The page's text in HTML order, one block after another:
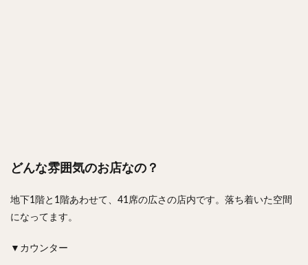
どんな雰囲気のお店なの？
地下1階と1階あわせて、41席の広さの店内です。落ち着いた空間
になってます。
▼カウンター